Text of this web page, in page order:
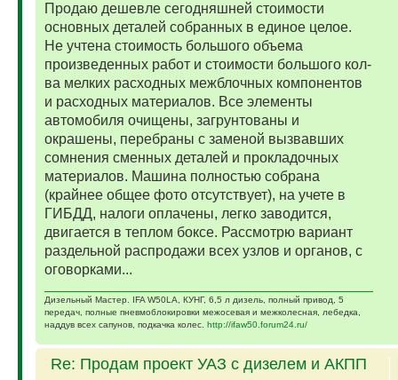
Продаю дешевле сегодняшней стоимости
основных деталей собранных в единое целое.
Не учтена стоимость большого объема
произведенных работ и стоимости большого кол-
ва мелких расходных межблочных компонентов
и расходных материалов. Все элементы
автомобиля очищены, загрунтованы и
окрашены, перебраны с заменой вызвавших
сомнения сменных деталей и прокладочных
материалов. Машина полностью собрана
(крайнее общее фото отсутствует), на учете в
ГИБДД, налоги оплачены, легко заводится,
двигается в теплом боксе. Рассмотрю вариант
раздельной распродажи всех узлов и органов, с
оговорками...
Дизельный Мастер. IFA W50LA, КУНГ, 6,5 л дизель, полный привод, 5
передач, полные пневмоблокировки межосевая и межколесная, лебедка,
наддув всех сапунов, подкачка колес. http://ifaw50.forum24.ru/
Re: Продам проект УАЗ с дизелем и АКПП